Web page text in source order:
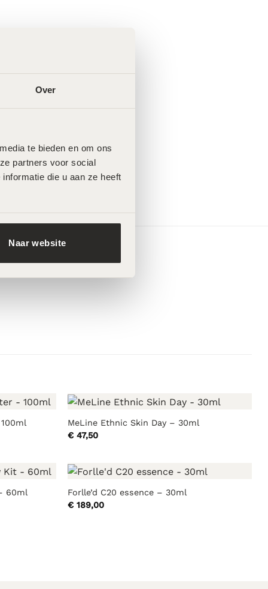
Over
te bieden en om ons
partners voor social
die u aan ze heeft
Naar website
MeLine Ethnic Skin Day – 30ml
€ 47,50
60ml
Forlle’d C20 essence – 30ml
€ 189,00